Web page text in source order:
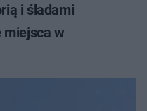
i śladami
miejsca w